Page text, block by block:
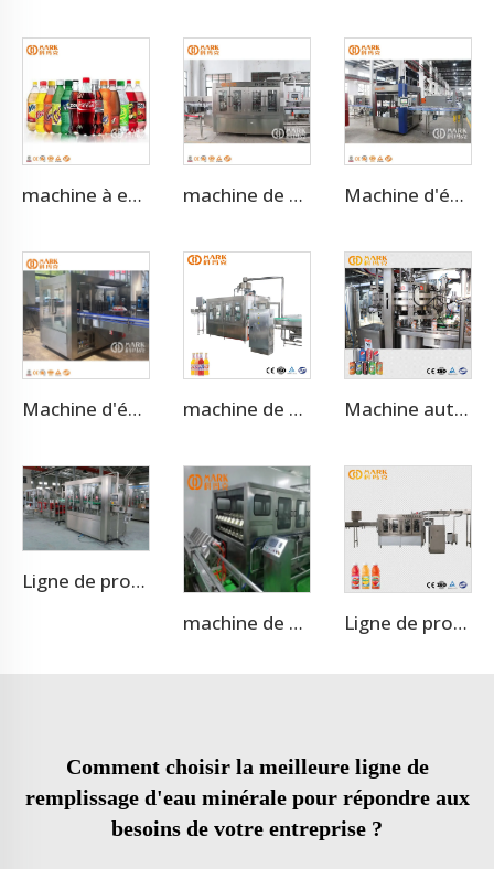
machine à embouteiller, remplir et mettre des bouchons sur les boissons gazeuses à 10 000 BPH machine de remplissage entièrement automatique pour eau gazeuse au CO2 4000BPH Machine d'étiquetage à colle chaude OPP à 12000BPH à grande vitesse
Machine d'étiquetage de bouteilles à colle thermofusible OPP adhésive automatique machine de remplissage de jus en bouteilles de verre de 500 ml, 3500 BPH Machine automatique de remplissage et de scellement de canettes en aluminium de 330ml, 3000 canettes par heure pour bière artisanale/jus
Ligne de production de machine de remplissage de canettes d'energy drink
machine de remplissage d'eau pour fûts de 3 à 5 gallons 900 BPH
Ligne de production de presse-fruits Machine de traitement
Comment choisir la meilleure ligne de
remplissage d'eau minérale pour répondre aux
besoins de votre entreprise ?